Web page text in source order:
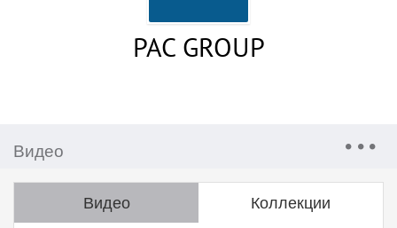
PAC GROUP
Видео
Видео Коллекции